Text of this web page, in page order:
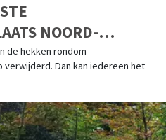
NOORD-
de hekken rondom
Dan kan iedereen het